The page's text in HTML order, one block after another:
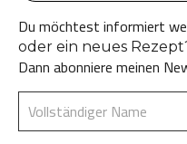
Du möchtest informiert
oder ein neues
Dann abonniere meinen